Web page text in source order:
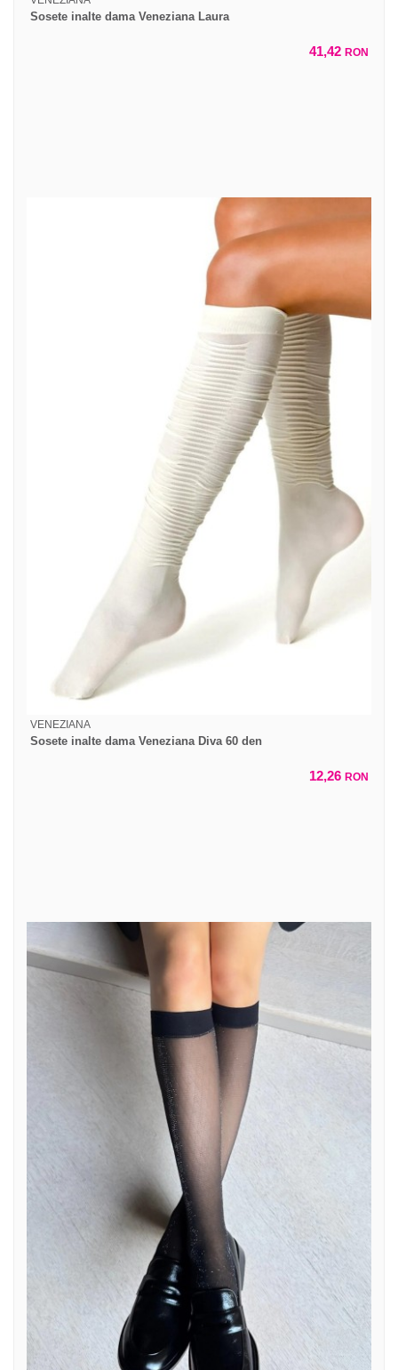
Sosete inalte dama Veneziana Laura
41,42 RON
VENEZIANA
Sosete inalte dama Veneziana Diva 60 den
12,26 RON